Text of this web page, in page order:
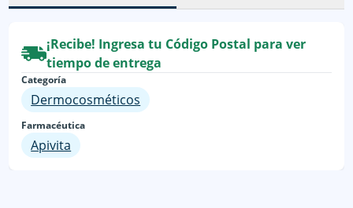
¡Recibe! Ingresa tu Código Postal para ver
tiempo de entrega
Categoría
Dermocosméticos
Farmacéutica
Apivita